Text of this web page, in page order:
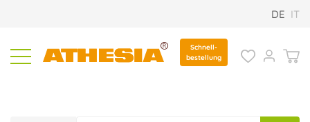
DE IT
Schnell-
bestellung